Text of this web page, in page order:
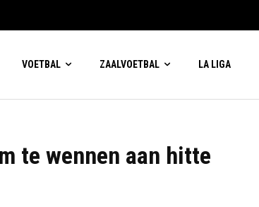
VOETBAL ZAALVOETBAL LA LIGA
te wennen aan hitte